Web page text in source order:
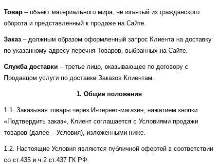
Товар – объект материального мира, не изъятый из гражданского
оборота и представленный к продаже на Сайте.
Заказ – должным образом оформленный запрос Клиента на доставку
по указанному адресу перечня Товаров, выбранных на Сайте.
Служба доставки – третье лицо, оказывающее по договору с
Продавцом услуги по доставке Заказов Клиентам.
1. Общие положения
1.1. Заказывая товары через Интернет-магазин, нажатием кнопки
«Подтвердить заказ», Клиент соглашается с Условиями продажи
товаров (далее – Условия), изложенными ниже.
1.2. Настоящие Условия являются публичной офертой в соответствии
со ст.435 и ч.2 ст.437 ГК РФ.